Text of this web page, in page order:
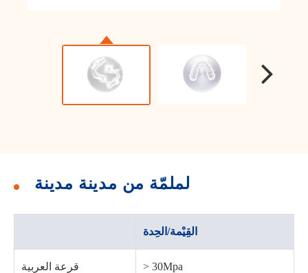
لملمّة من مدينة مدينة
القِيْمة/الحِدة
قرعة العربية > 30Mpa